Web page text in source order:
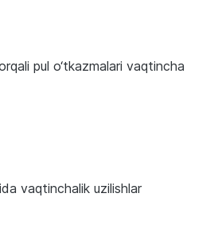
pul o‘tkazmalari vaqtincha
vaqtinchalik uzilishlar